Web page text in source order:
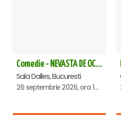
Comedie - NEVASTA DE OCAZIE !!!
Sala Dalles, Bucuresti
26 septembrie 2026, ora 19:00